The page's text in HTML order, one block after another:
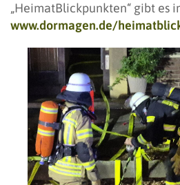
„HeimatBlickpunkten“ gibt es
www.dormagen.de/